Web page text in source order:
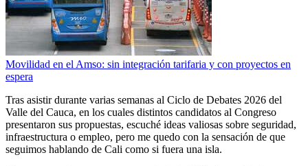
Movilidad en el Amso: sin integración tarifaria y con proyectos en
espera
Tras asistir durante varias semanas al Ciclo de Debates 2026 del
Valle del Cauca, en los cuales distintos candidatos al Congreso
presentaron sus propuestas, escuché ideas valiosas sobre seguridad,
infraestructura o empleo, pero me quedo con la sensación de que
seguimos hablando de Cali como si fuera una isla.